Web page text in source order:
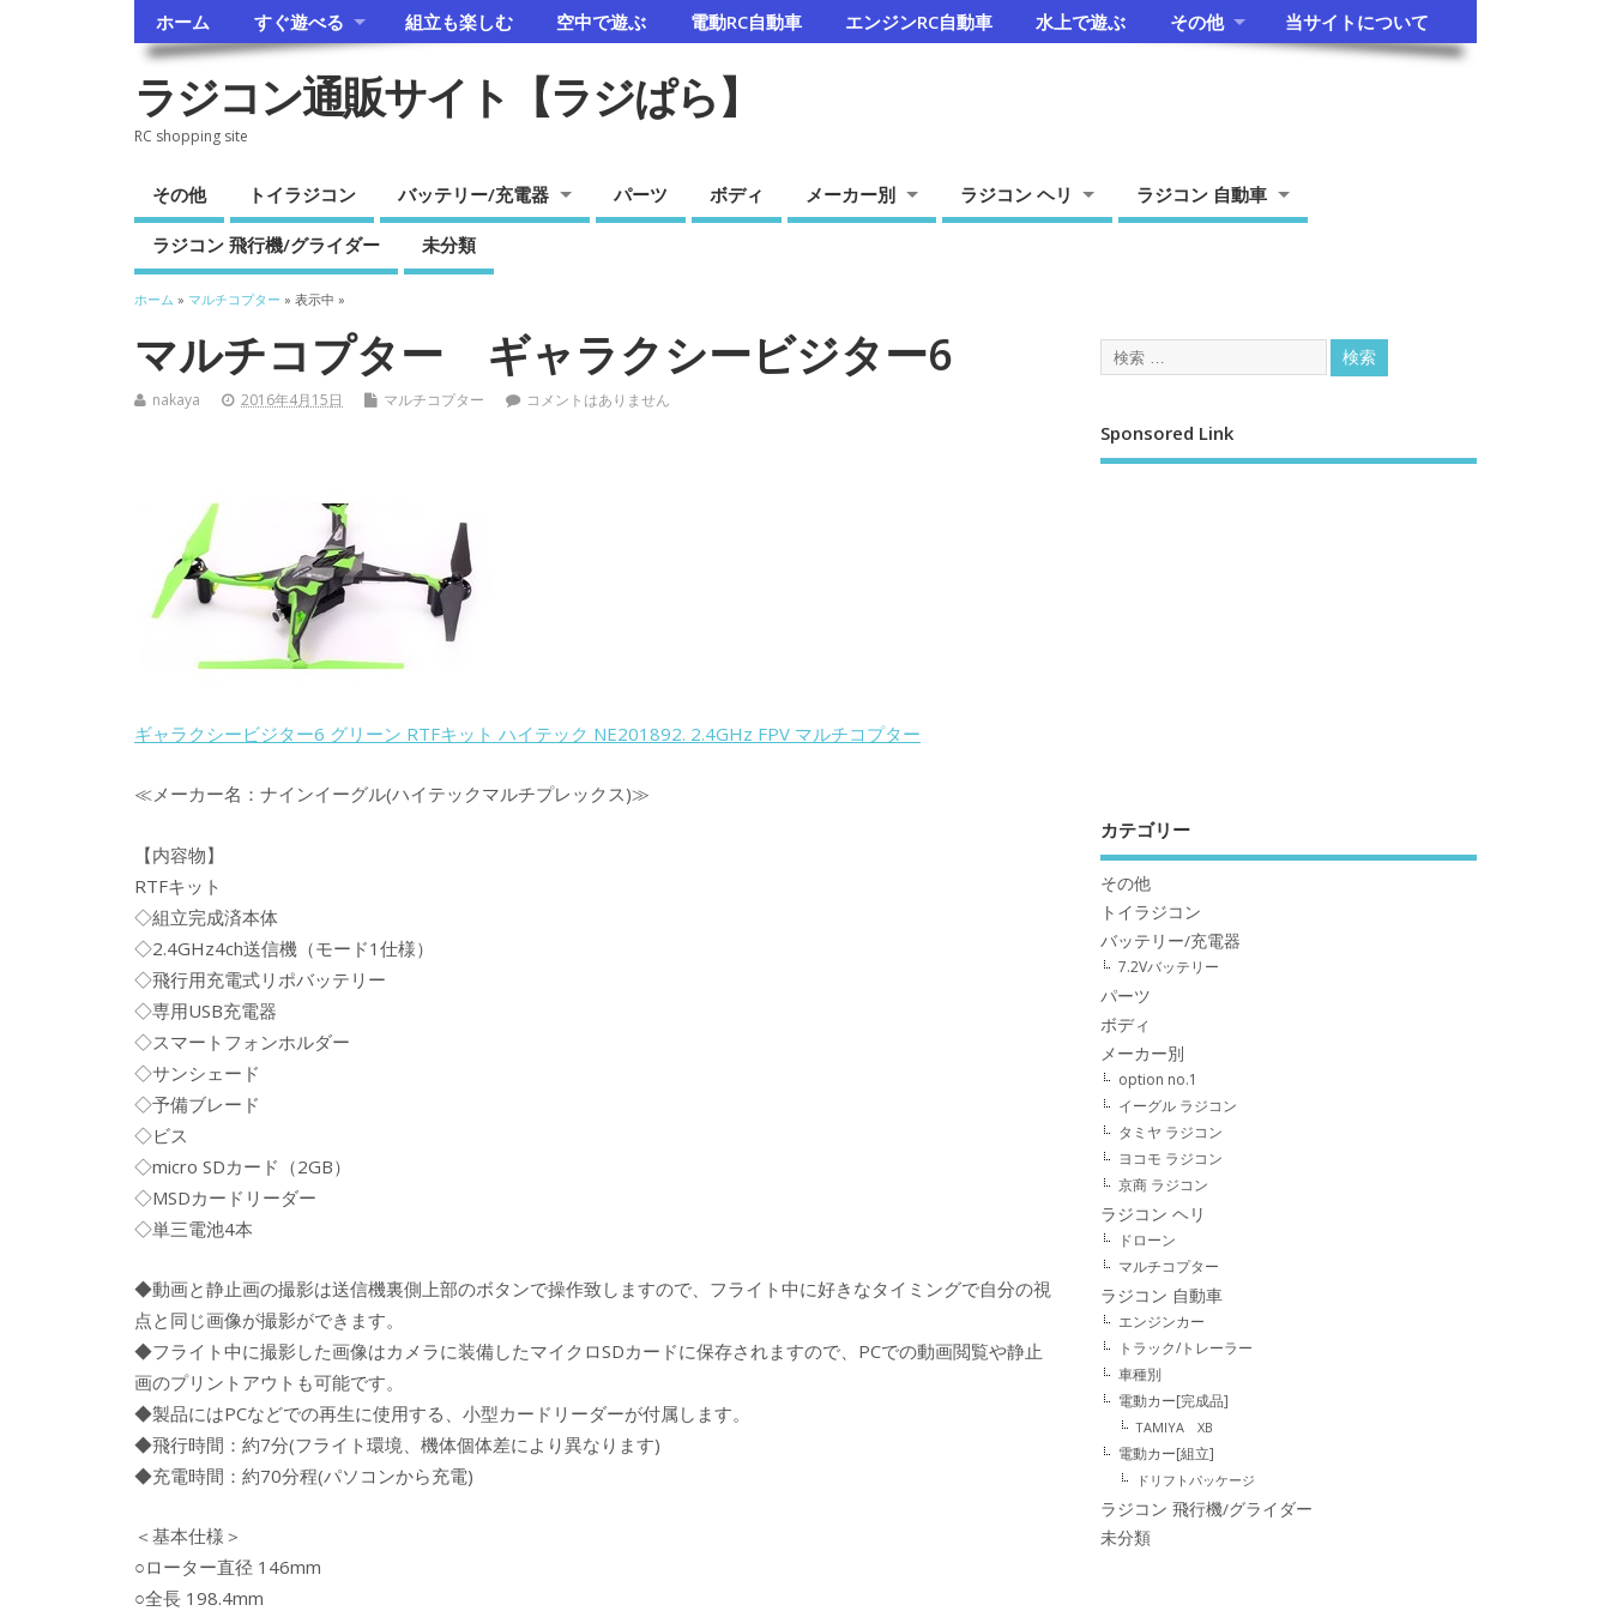
ホーム すぐ遊べる 組立も楽しむ 空中で遊ぶ 電動RC自動車 エンジンRC自動車 水上で遊ぶ その他 当サイトについて
ラジコン通販サイト【ラジぱら】
RC shopping site
その他 トイラジコン バッテリー/充電器 パーツ ボディ メーカー別 ラジコン ヘリ ラジコン 自動車
ラジコン 飛行機/グライダー 未分類
ホーム » マルチコプター » 表示中 »
マルチコプター ギャラクシービジター6
nakaya 2016年4月15日 マルチコプター コメントはありません
ギャラクシービジター6 グリーン RTFキット ハイテック NE201892. 2.4GHz FPV マルチコプター
≪メーカー名：ナインイーグル(ハイテックマルチプレックス)≫
【内容物】
RTFキット
◇組立完成済本体
◇2.4GHz4ch送信機（モード1仕様）
◇飛行用充電式リポバッテリー
◇専用USB充電器
◇スマートフォンホルダー
◇サンシェード
◇予備ブレード
◇ビス
◇micro SDカード（2GB）
◇MSDカードリーダー
◇単三電池4本
◆動画と静止画の撮影は送信機裏側上部のボタンで操作致しますので、フライト中に好きなタイミングで自分の視
点と同じ画像が撮影ができます。
◆フライト中に撮影した画像はカメラに装備したマイクロSDカードに保存されますので、PCでの動画閲覧や静止
画のプリントアウトも可能です。
◆製品にはPCなどでの再生に使用する、小型カードリーダーが付属します。
◆飛行時間：約7分(フライト環境、機体個体差により異なります)
◆充電時間：約70分程(パソコンから充電)
＜基本仕様＞
○ローター直径 146mm
○全長 198.4mm
Sponsored Link
カテゴリー
その他
トイラジコン
バッテリー/充電器
7.2Vバッテリー
パーツ
ボディ
メーカー別
option no.1
イーグル ラジコン
タミヤ ラジコン
ヨコモ ラジコン
京商 ラジコン
ラジコン ヘリ
ドローン
マルチコプター
ラジコン 自動車
エンジンカー
トラック/トレーラー
車種別
電動カー[完成品]
TAMIYA XB
電動カー[組立]
ドリフトパッケージ
ラジコン 飛行機/グライダー
未分類